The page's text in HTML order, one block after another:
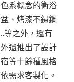
系概念的衛浴
、烤漆不鏽鋼
等之外，還有
還推出了設計
等十餘種風格
需求客製化。